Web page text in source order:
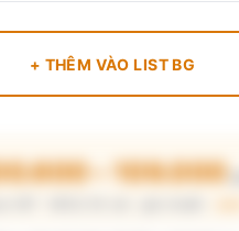
+ THÊM VÀO LIST BG
– 109.000